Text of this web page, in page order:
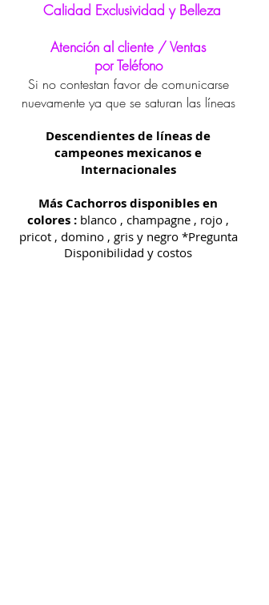
Calidad Exclusividad y Belleza
Atención al cliente / Ventas
por Teléfono
Si no contestan favor de comunicarse
nuevamente ya que se saturan las líneas
Descendientes de líneas de
campeones mexicanos e
Internacionales
Más Cachorros disponibles en
colores : blanco , champagne , rojo ,
pricot , domino , gris y negro *Pregunta
Disponibilidad y costos